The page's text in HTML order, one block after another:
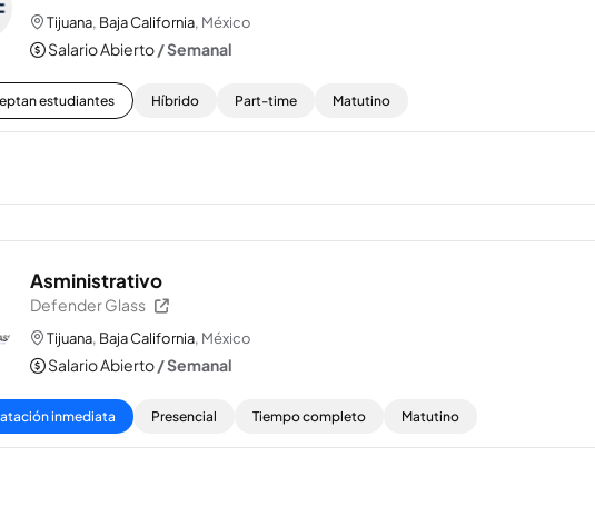
Tijuana, Baja California, México
Salario Abierto/ Semanal
estudiantes Híbrido Part-time Matutino
Asministrativo
Defender Glass
Tijuana, Baja California, México
Salario Abierto/ Semanal
inmediata Presencial Tiempo completo Matutino